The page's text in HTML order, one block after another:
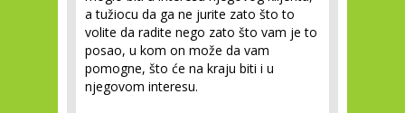
a tužiocu da ga ne jurite zato što to
volite da radite nego zato što vam je to
posao, u kom on može da vam
pomogne, što će na kraju biti i u
njegovom interesu.